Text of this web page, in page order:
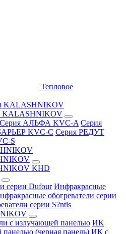
Тепловое
KALASHNIKOV
KALASHNIKOV
Серия АЛЬФА KVC-A Серия
KVC-C Серия РЕДУТ
S
KHD
серии Dufour Инфракрасные
обогреватели серии
серии S?ntis
с излучающей панелью ИК
панелью (черная панель) ИК с